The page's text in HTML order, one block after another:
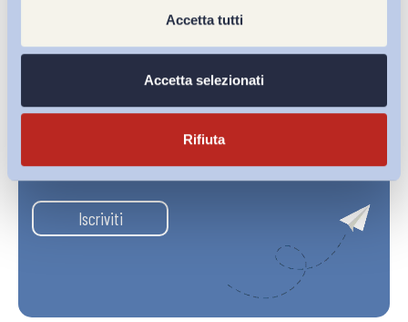
Accetta tutti
Accetta selezionati
Rifiuta
Ho letto e Accetto il trattamento dei dati personali descritti
sulla pagina dellaPrivacy Policy
Iscriviti